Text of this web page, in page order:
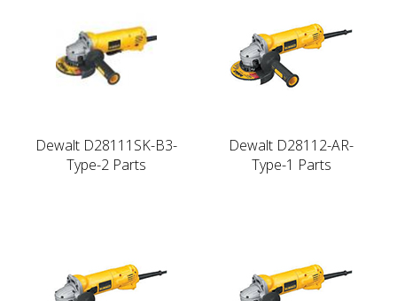
Dewalt D28111SK-B3-
Type-2 Parts
Dewalt D28112-AR-
Type-1 Parts